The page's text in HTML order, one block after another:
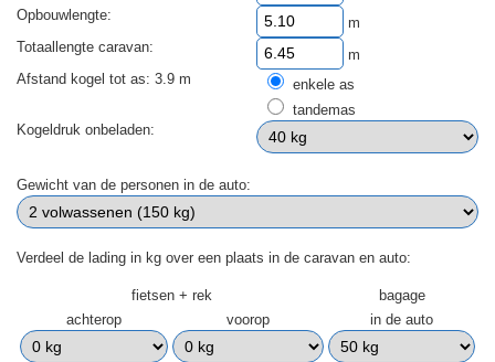
Opbouwlengte:
m
Totaallengte caravan:
m
Afstand kogel tot as: 3.9 m
enkele as
tandemas
Kogeldruk onbeladen:
Gewicht van de personen in de auto:
Verdeel de lading in kg over een plaats in de caravan en auto:
fietsen + rek
bagage
achterop
voorop in de auto